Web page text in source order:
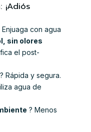
¡Adiós
Enjuaga con agua
sin olores
el post-
? Rápida y segura.
agua de
? Menos